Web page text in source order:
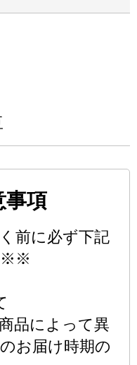
事項
前に必ず下記
品によって異
お届け時期の